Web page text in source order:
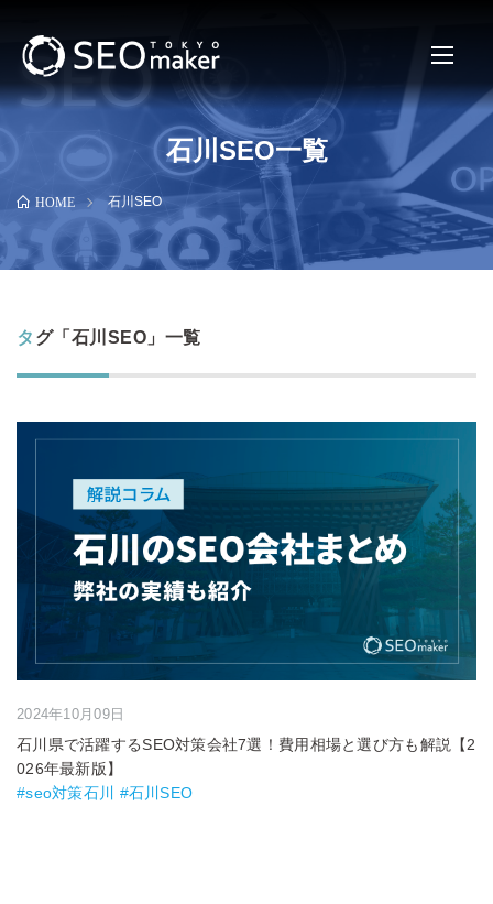
石川SEO一覧
HOME 石川SEO
タグ「石川SEO」一覧
2024年10月09日
石川県で活躍するSEO対策会社7選！費用相場と選び方も解説【2
026年最新版】
#seo対策石川 #石川SEO